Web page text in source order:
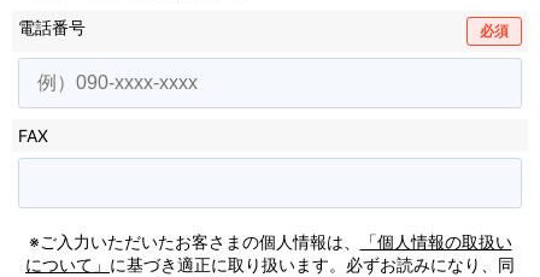
電話番号 必須
FAX
※ご入力いただいたお客さまの個人情報は、
「個人情報の取扱い
について」 に基づき適正に取り扱います。必ずお読みになり、同